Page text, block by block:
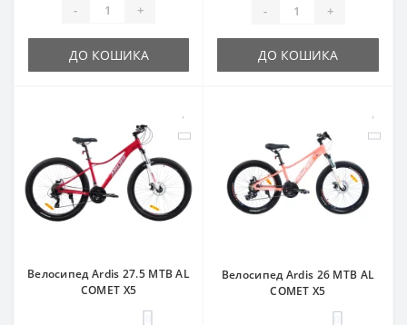
- +
ДО КОШИКА
- +
ДО КОШИКА
Велосипед Ardis 27.5 MTB AL
COMET X5
Велосипед Ardis 26 MTB AL
COMET X5